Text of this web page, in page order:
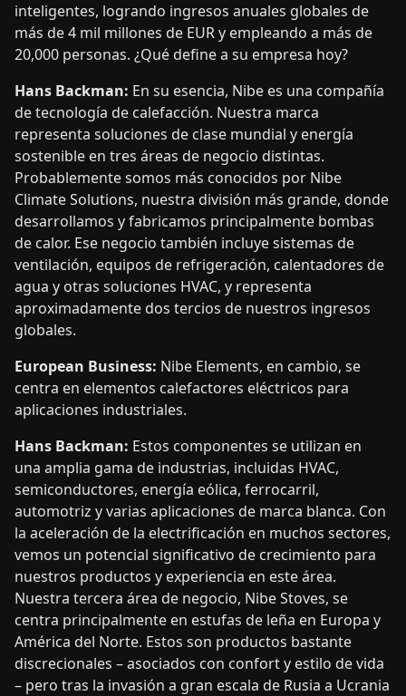
inteligentes, logrando ingresos anuales globales de
más de 4 mil millones de EUR y empleando a más de
20,000 personas. ¿Qué define a su empresa hoy?
Hans Backman: En su esencia, Nibe es una compañía
de tecnología de calefacción. Nuestra marca
representa soluciones de clase mundial y energía
sostenible en tres áreas de negocio distintas.
Probablemente somos más conocidos por Nibe
Climate Solutions, nuestra división más grande, donde
desarrollamos y fabricamos principalmente bombas
de calor. Ese negocio también incluye sistemas de
ventilación, equipos de refrigeración, calentadores de
agua y otras soluciones HVAC, y representa
aproximadamente dos tercios de nuestros ingresos
globales.
European Business: Nibe Elements, en cambio, se
centra en elementos calefactores eléctricos para
aplicaciones industriales.
Hans Backman: Estos componentes se utilizan en
una amplia gama de industrias, incluidas HVAC,
semiconductores, energía eólica, ferrocarril,
automotriz y varias aplicaciones de marca blanca. Con
la aceleración de la electrificación en muchos sectores,
vemos un potencial significativo de crecimiento para
nuestros productos y experiencia en este área.
Nuestra tercera área de negocio, Nibe Stoves, se
centra principalmente en estufas de leña en Europa y
América del Norte. Estos son productos bastante
discrecionales – asociados con confort y estilo de vida
– pero tras la invasión a gran escala de Rusia a Ucrania